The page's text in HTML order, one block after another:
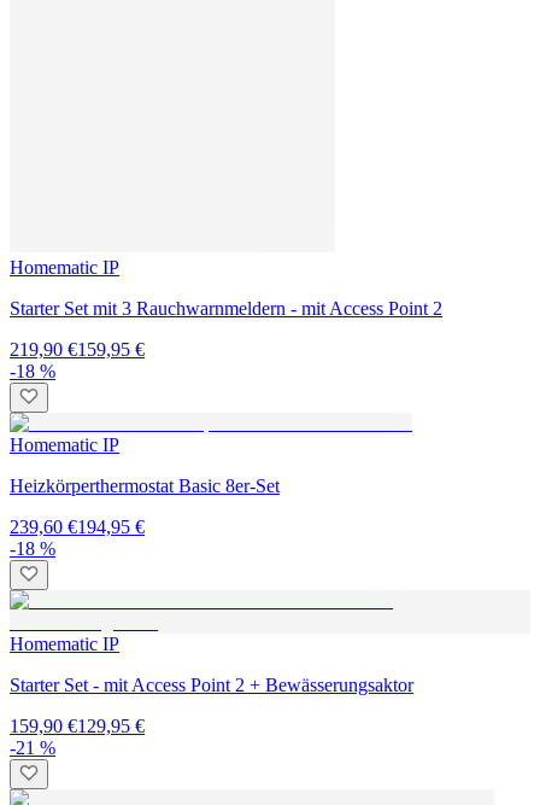
-18 %
Homematic IP
Starter Set - mit Access Point 2 + Bewässerungsaktor
159,90 €129,95 €
-21 %
Homematic IP
Heizkörperthermostat - 6er-Set HmIP-eTRV-2
299,70 €233,95 €
-19 %
Heizkörperthermostat - 3er-Set HmIP-eTRV-2
149,85 €